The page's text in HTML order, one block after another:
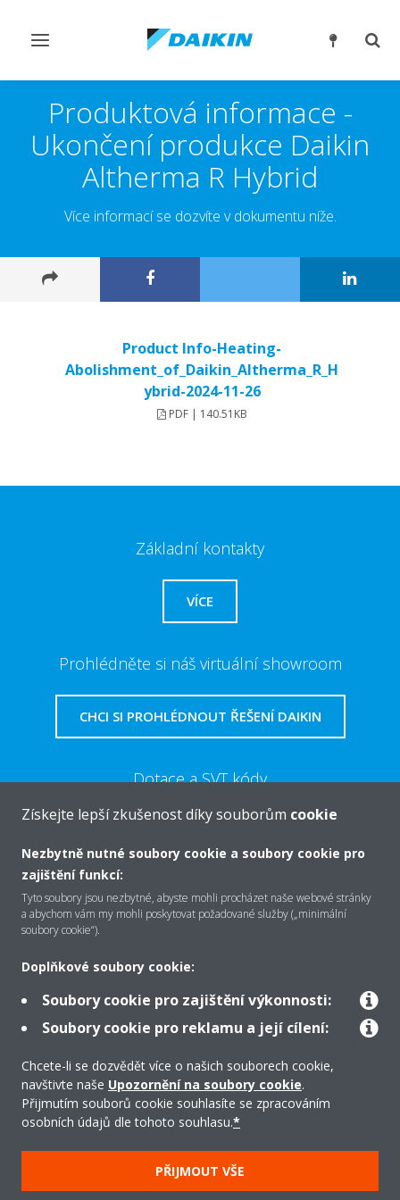
Přepnout
Produktová informace -
Ukončení produkce Daikin
Altherma R Hybrid
Více informací se dozvíte v dokumentu níže.
Product Info-Heating-
Abolishment_of_Daikin_Altherma_R_H
ybrid-2024-11-26
PDF | 140.51KB
Základní kontakty
VÍCE
Prohlédněte si náš virtuální showroom
CHCI SI PROHLÉDNOUT ŘEŠENÍ DAIKIN
Dotace a SVT kódy
O společnosti Daikin
Řešení
Podpora
Získejte lepší zkušenost díky souborům cookie
Nezbytně nutné soubory cookie a soubory cookie pro
zajištění funkcí:
Tyto soubory jsou nezbytné, abyste mohli procházet naše webové stránky
a abychom vám my mohli poskytovat požadované služby („minimální
soubory cookie“).
Doplňkové soubory cookie:
Soubory cookie pro zajištění výkonnosti:
Soubory cookie pro reklamu a její cílení:
Chcete-li se dozvědět více o našich souborech cookie,
navštivte naše Upozornění na soubory cookie.
Přijmutím souborů cookie souhlasíte se zpracováním
osobních údajů dle tohoto souhlasu.*
PŘIJMOUT VŠE